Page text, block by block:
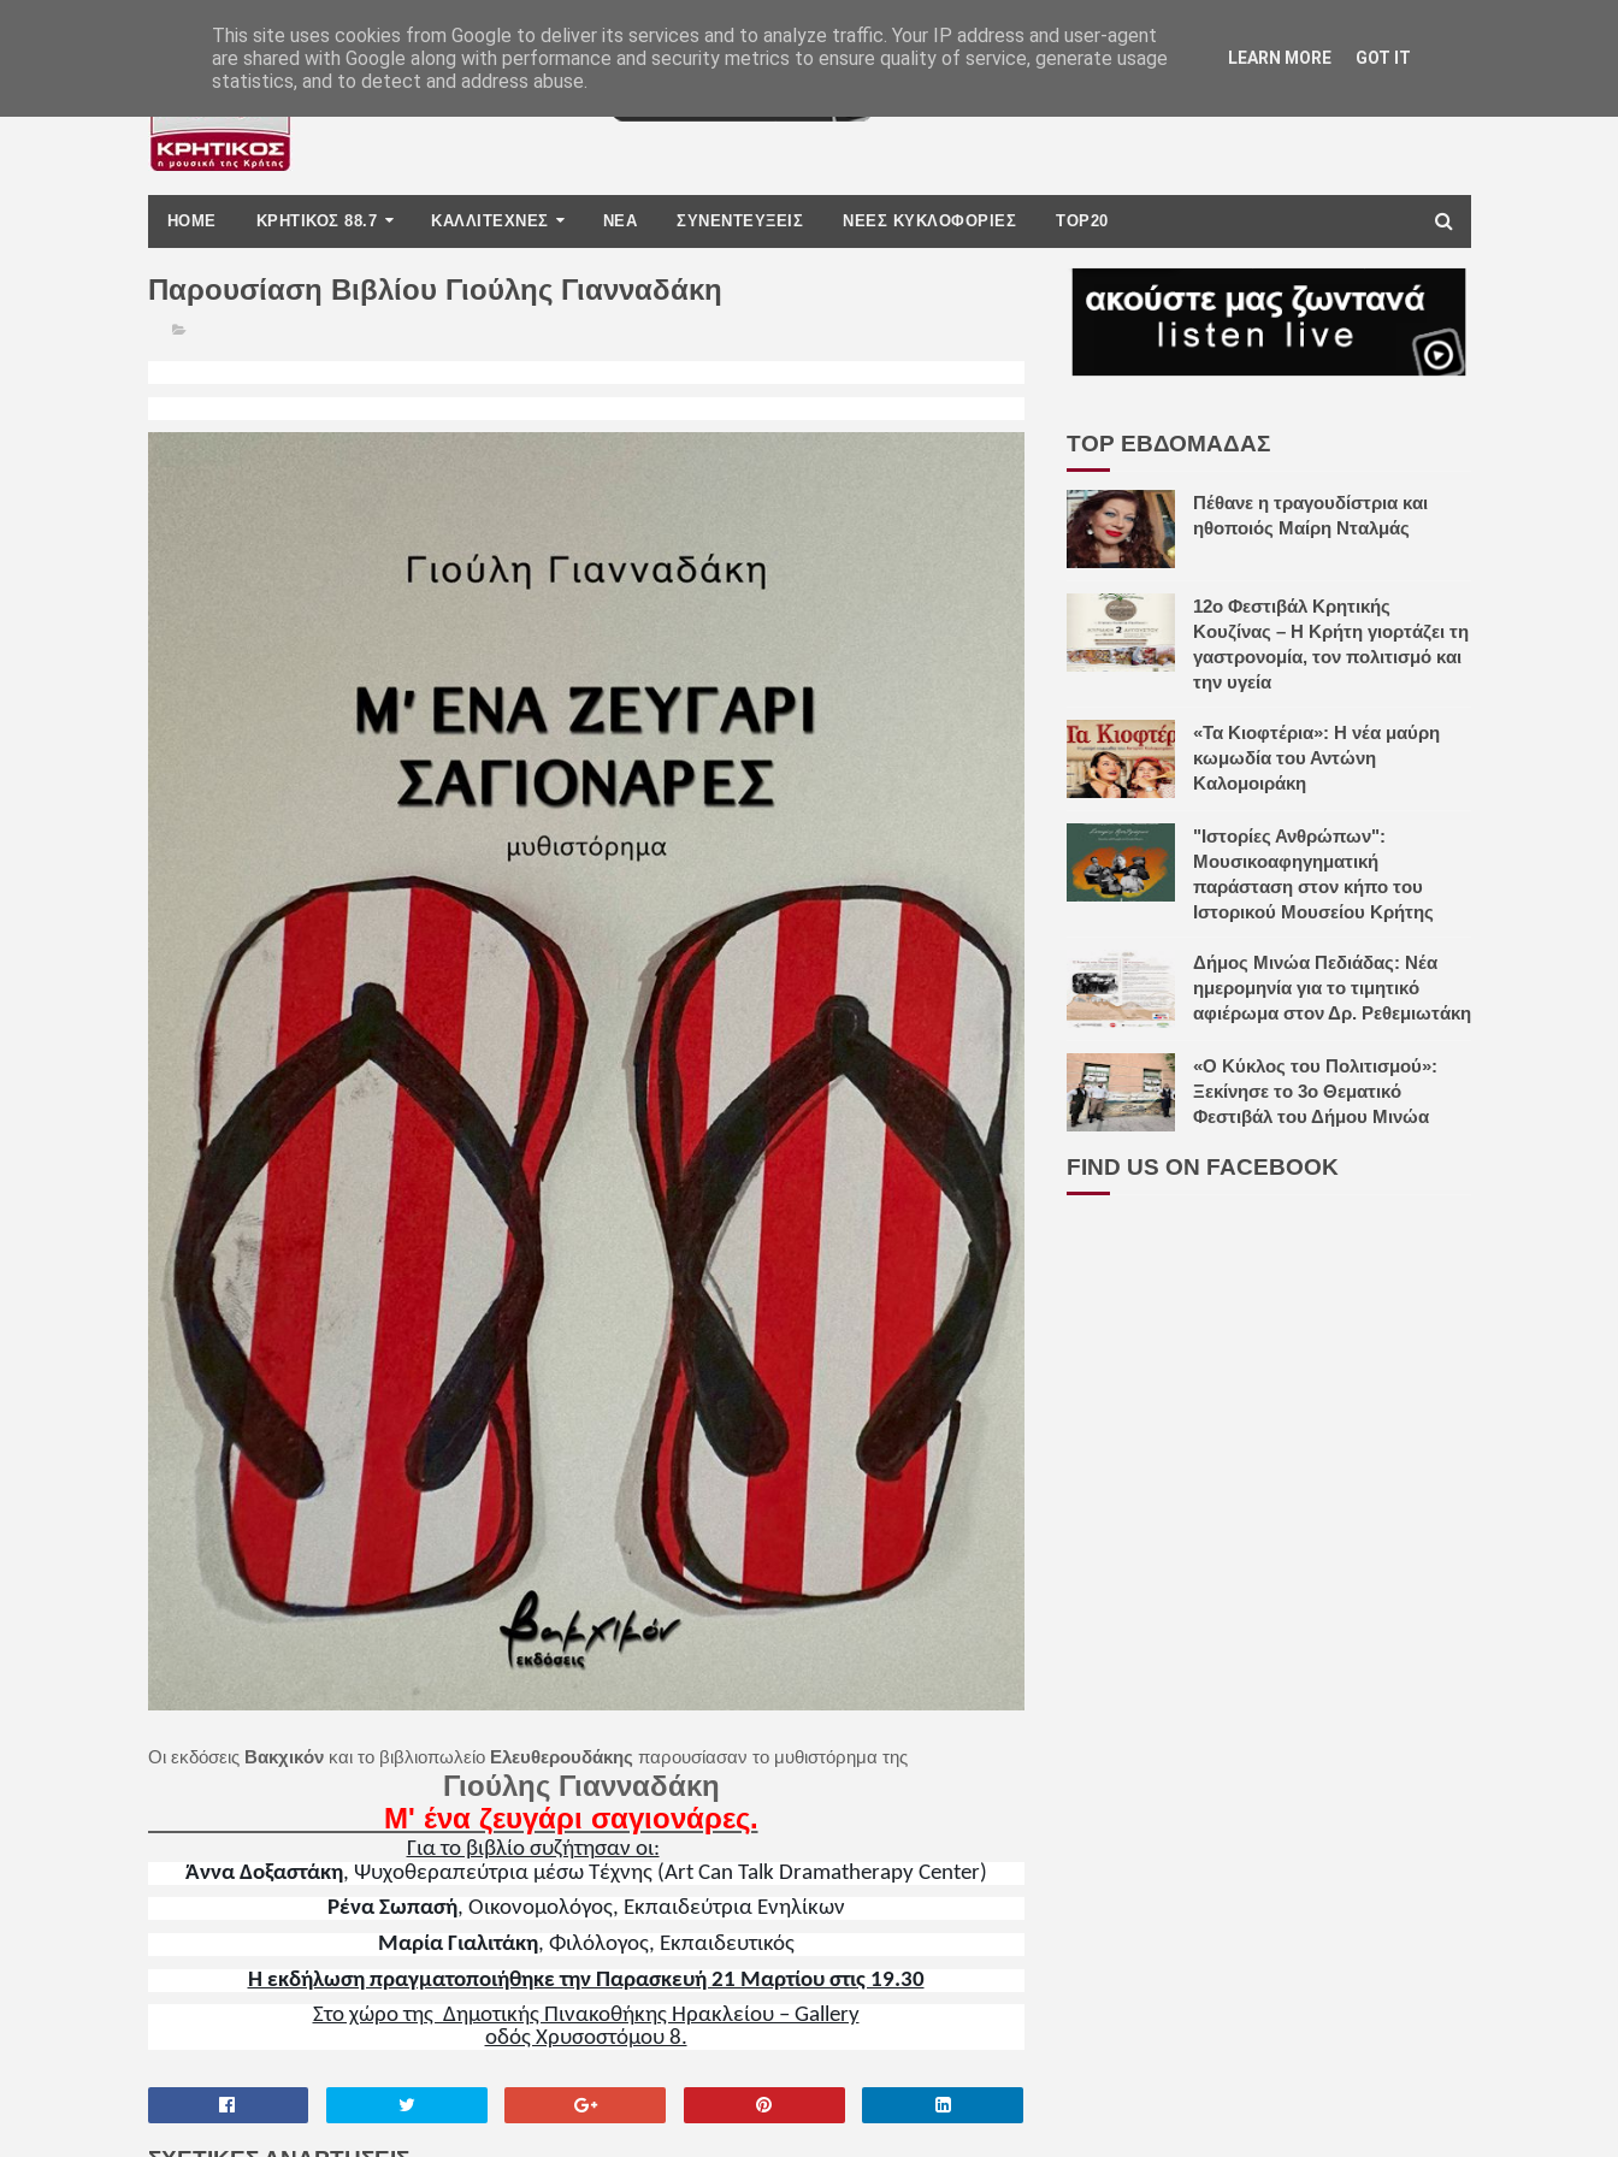
HOME ΚΡΗΤΙΚΟΣ 88.7 ΚΑΛΛΙΤΕΧΝΕΣ ΝΕΑ ΣΥΝΕΝΤΕΥΞΕΙΣ ΝΕΕΣ ΚΥΚΛΟΦΟΡΙΕΣ TOP20
Παρουσίαση Βιβλίου Γιούλης Γιανναδάκη
Οι εκδόσεις Βακχικόνκαι το βιβλιοπωλείο Ελευθερουδάκης παρουσίασαν το μυθιστόρημα της
Γιούλης Γιανναδάκη
Μ' ένα ζευγάρι σαγιονάρες.
Για το βιβλίο συζήτησαν οι:
Άννα Δοξαστάκη, Ψυχοθεραπεύτρια μέσω Τέχνης (Art Can Talk Dramatherapy Center)
Ρένα Σωπασή, Οικονομολόγος, Εκπαιδεύτρια Ενηλίκων
Μαρία Γιαλιτάκη, Φιλόλογος, Εκπαιδευτικός
Η εκδήλωση πραγματοποιήθηκε την Παρασκευή 21 Μαρτίου στις 19.30
Στο χώρο της Δημοτικής Πινακοθήκης Ηρακλείου – Gallery
οδός Χρυσοστόμου 8.
TOP ΕΒΔΟΜΑΔΑΣ
Πέθανε η τραγουδίστρια και
ηθοποιός Μαίρη Νταλμάς
12ο Φεστιβάλ Κρητικής
Κουζίνας – Η Κρήτη γιορτάζει τη
γαστρονομία, τον πολιτισμό και
την υγεία
«Τα Κιοφτέρια»: Η νέα μαύρη
κωμωδία του Αντώνη
Καλομοιράκη
"Ιστορίες Ανθρώπων":
Μουσικοαφηγηματική
παράσταση στον κήπο του
Ιστορικού Μουσείου Κρήτης
Δήμος Μινώα Πεδιάδας: Νέα
ημερομηνία για το τιμητικό
αφιέρωμα στον Δρ. Ρεθεμιωτάκη
«Ο Κύκλος του Πολιτισμού»:
Ξεκίνησε το 3ο Θεματικό
Φεστιβάλ του Δήμου Μινώα
FIND US ON FACEBOOK
This site uses cookies from Google to deliver its services and to analyze traffic. Your IP address and user-agent
are shared with Google along with performance and security metrics to ensure quality of service, generate usage
statistics, and to detect and address abuse.
LEARN MORE GOT IT